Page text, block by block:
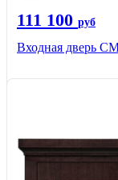
111 100 руб
Входная дверь